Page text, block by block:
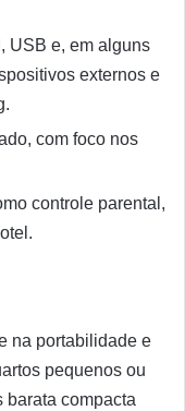
USB e, em alguns
externos e
com foco nos
controle parental,
na portabilidade e
pequenos ou
barata compacta